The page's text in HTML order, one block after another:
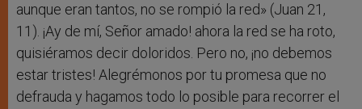
aunque eran tantos, no se rompió la red» (Juan 21,
11). ¡Ay de mí, Señor amado! ahora la red se ha roto,
quisiéramos decir doloridos. Pero no, ¡no debemos
estar tristes! Alegrémonos por tu promesa que no
defrauda y hagamos todo lo posible para recorrer el